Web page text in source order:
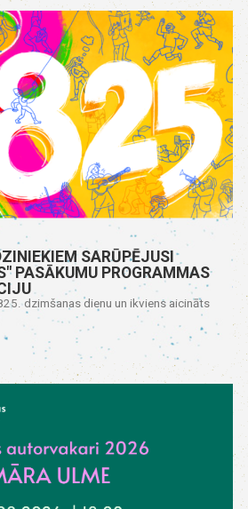
SARŪPĒJUSI
PASĀKUMU PROGRAMMAS
dzimšanas dienu un ikviens aicināts